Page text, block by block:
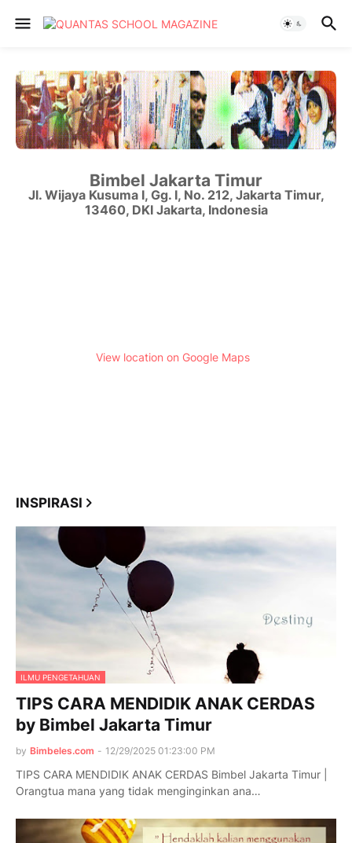
Bimbel Jakarta Timur
Jl. Wijaya Kusuma I, Gg. I, No. 212, Jakarta Timur,
13460, DKI Jakarta, Indonesia
View location on Google Maps
INSPIRASI
ILMU PENGETAHUAN
TIPS CARA MENDIDIK ANAK CERDAS
by Bimbel Jakarta Timur
by Bimbeles.com - 12/29/2025 01:23:00 PM
TIPS CARA MENDIDIK ANAK CERDAS Bimbel Jakarta Timur |
Orangtua mana yang tidak menginginkan ana…